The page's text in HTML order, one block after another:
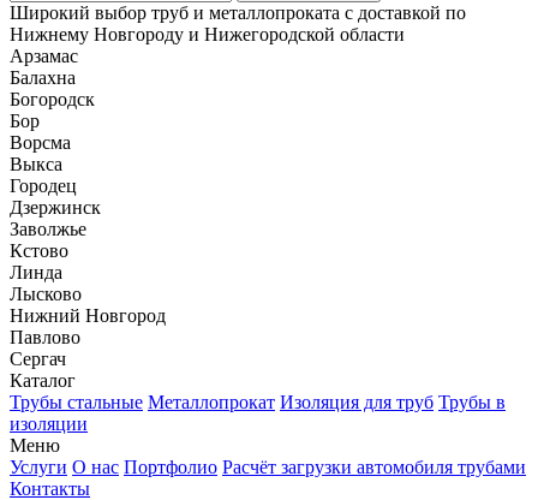
Широкий выбор труб и металлопроката с доставкой по
Нижнему Новгороду и Нижегородской области
Арзамас
Балахна
Богородск
Бор
Ворсма
Выкса
Городец
Дзержинск
Заволжье
Кстово
Линда
Лысково
Нижний Новгород
Павлово
Сергач
Каталог
Трубы стальные Металлопрокат Изоляция для труб Трубы в
изоляции
Меню
Услуги О нас Портфолио Расчёт загрузки автомобиля трубами
Контакты